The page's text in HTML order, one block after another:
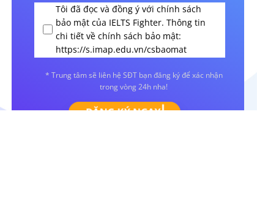
ĐĂNG KÝ NGAY
Tôi đã đọc và đồng ý với chính sách
bảo mật của IELTS Fighter. Thông tin
chi tiết về chính sách bảo mật:
https://s.imap.edu.vn/csbaomat
* Trung tâm sẽ liên hệ SĐT bạn đăng ký để xác nhận
trong vòng 24h nha!